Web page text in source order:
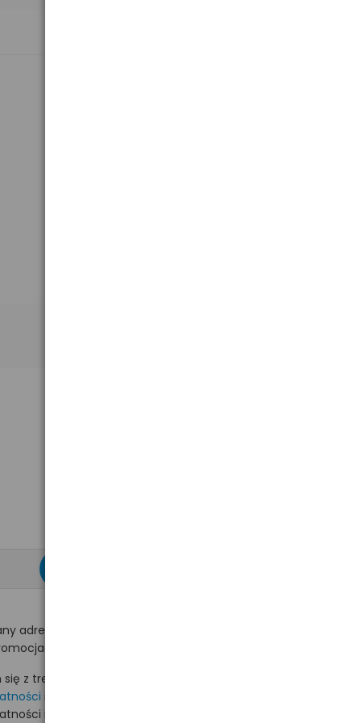
adres e-mail
na hurt.com.pl.
z treścią i akceptuję
i wyrażam zgodę